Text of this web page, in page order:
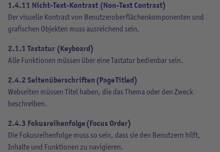
1.4.11 Nicht-Text-Kontrast (Non-Text Contrast)
Der visuelle Kontrast von Benutzeroberflächenkomponenten und
grafischen Objekten muss ausreichend sein.
2.1.1 Tastatur (Keyboard)
Alle Funktionen müssen über eine Tastatur bedienbar sein.
2.4.2 Seitenüberschriften (Page Titled)
Webseiten müssen Titel haben, die das Thema oder den Zweck
beschreiben.
2.4.3 Fokusreihenfolge (Focus Order)
Die Fokusreihenfolge muss so sein, dass sie den Benutzern hilft,
Inhalte und Funktionen zu navigieren.